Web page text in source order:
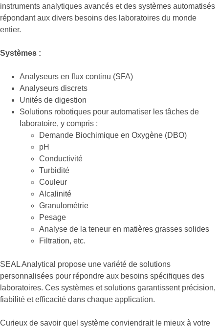
instruments analytiques avancés et des systèmes automatisés
répondant aux divers besoins des laboratoires du monde
entier.
Systèmes :
Analyseurs en flux continu (SFA)
Analyseurs discrets
Unités de digestion
Solutions robotiques pour automatiser les tâches de
laboratoire, y compris :
Demande Biochimique en Oxygène (DBO)
pH
Conductivité
Turbidité
Couleur
Alcalinité
Granulométrie
Pesage
Analyse de la teneur en matières grasses solides
Filtration, etc.
SEAL Analytical propose une variété de solutions
personnalisées pour répondre aux besoins spécifiques des
laboratoires. Ces systèmes et solutions garantissent précision,
fiabilité et efficacité dans chaque application.
Curieux de savoir quel système conviendrait le mieux à votre